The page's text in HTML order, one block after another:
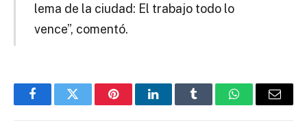
lema de la ciudad: El trabajo todo lo
vence”, comentó.
FacebookTwitter PinterestLinkedInTumblr WhatsAppEmail